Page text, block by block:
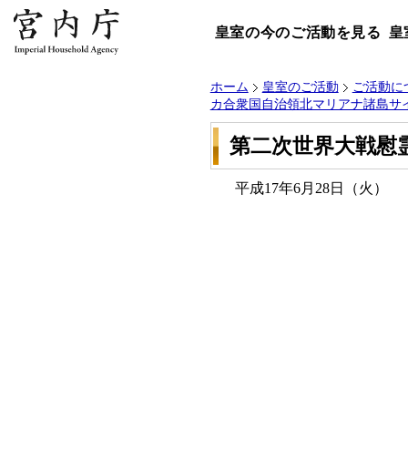
皇室の今のご活動を見る 皇
ホーム 皇室のご活動
ご活動に
カ合衆国自治領北マリアナ諸島サ
第二次世界大戦慰
平成17年6月28日（火）